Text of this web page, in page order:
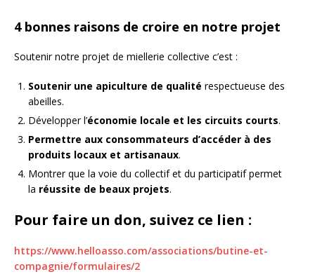
4 bonnes raisons de croire en notre projet
Soutenir notre projet de miellerie collective c’est :
Soutenir une apiculture de qualité respectueuse des
abeilles.
Développer l’économie locale et les circuits courts.
Permettre aux consommateurs d’accéder à des
produits locaux et artisanaux.
Montrer que la voie du collectif et du participatif permet
la réussite de beaux projets.
Pour faire un don, suivez ce lien :
https://www.helloasso.com/associations/butine-et-
compagnie/formulaires/2